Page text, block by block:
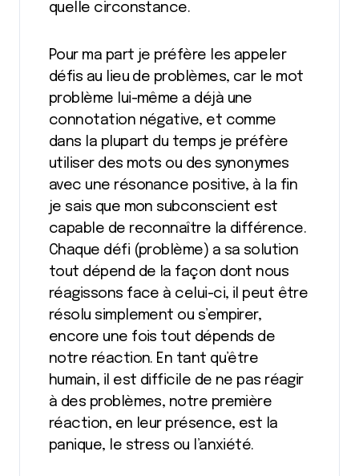
quelle circonstance.
Pour ma part je préfère les appeler
défis au lieu de problèmes, car le mot
problème lui-même a déjà une
connotation négative, et comme
dans la plupart du temps je préfère
utiliser des mots ou des synonymes
avec une résonance positive, à la fin
je sais que mon subconscient est
capable de reconnaître la différence.
Chaque défi (problème) a sa solution
tout dépend de la façon dont nous
réagissons face à celui-ci, il peut être
résolu simplement ou s’empirer,
encore une fois tout dépends de
notre réaction. En tant qu’être
humain, il est difficile de ne pas réagir
à des problèmes, notre première
réaction, en leur présence, est la
panique, le stress ou l’anxiété.